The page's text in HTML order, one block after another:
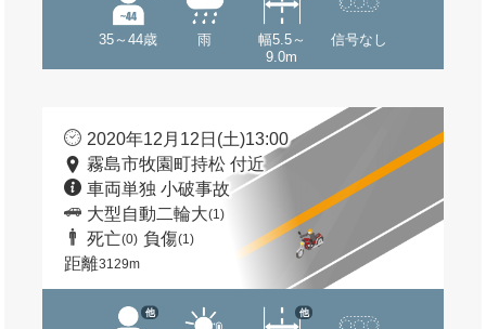
35～44歳 雨
幅5.5～
9.0m
信号なし
2020年12月12日(土)13:00
霧島市牧園町持松 付近
車両単独 小破事故
大型自動二輪大(1)
死亡(0) 負傷(1)
距離3129m
他 他